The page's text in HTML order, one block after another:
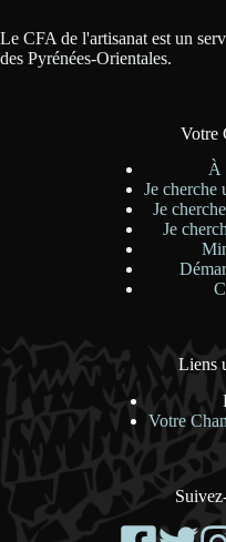
Le CFA de l'artisanat est un
des Pyrénées-Orientales.
Votre
À
Je cherche
Je
Je
Liens
Votre